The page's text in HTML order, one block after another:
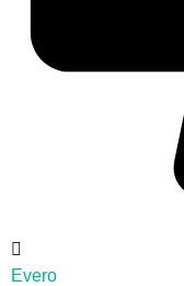
Evero